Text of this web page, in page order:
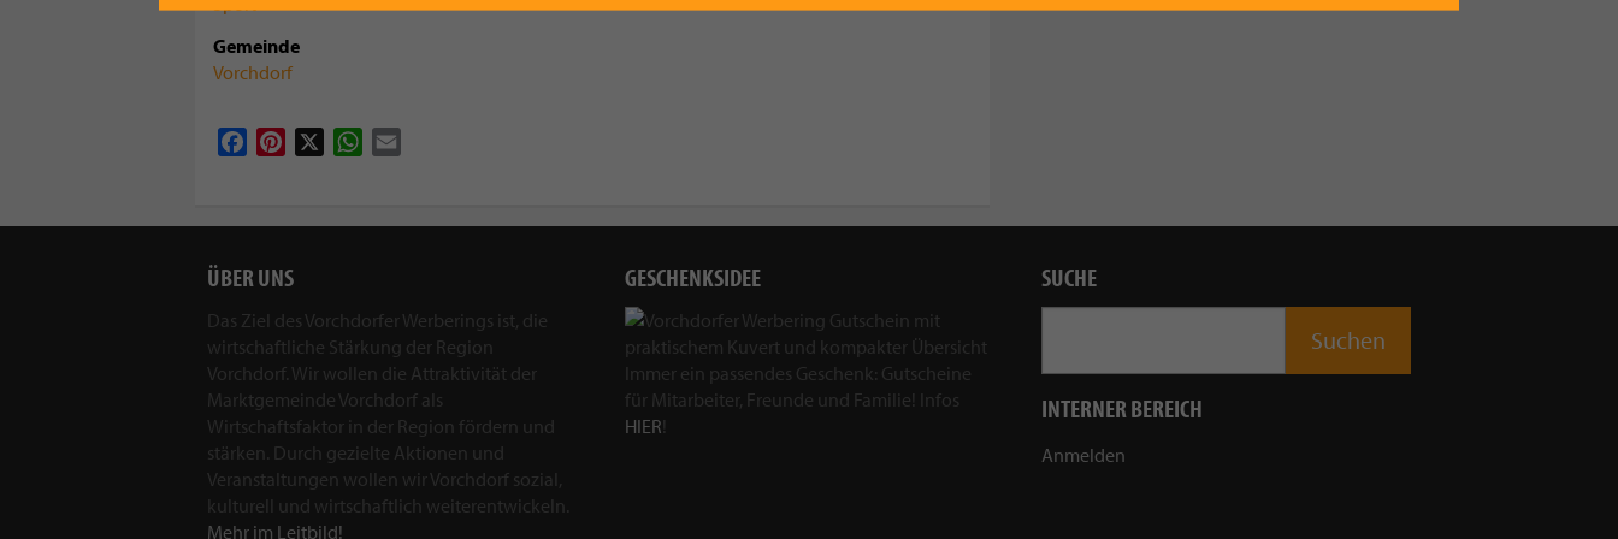
Gemeinde
Vorchdorf
FacebookPinterest WhatsApp
ÜBER UNS
Das Ziel des Vorchdorfer Werberings ist, die
wirtschaftliche Stärkung der Region
Vorchdorf. Wir wollen die Attraktivität der
Marktgemeinde Vorchdorf als
Wirtschaftsfaktor in der Region fördern und
stärken. Durch gezielte Aktionen und
Veranstaltungen wollen wir Vorchdorf sozial,
kulturell und wirtschaftlich weiterentwickeln.
Mehr im Leitbild!
GESCHENKSIDEE
Immer ein passendes Geschenk: Gutscheine
für Mitarbeiter, Freunde und Familie! Infos
HIER!
SUCHE
INTERNER BEREICH
Anmelden